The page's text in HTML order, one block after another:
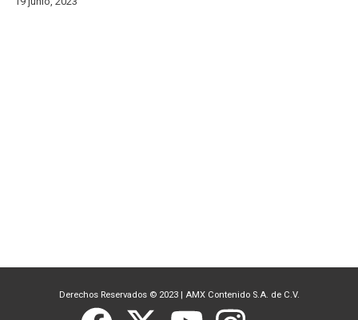
Derechos Reservados © 2023 | AMX Contenido S.A. de C.V.